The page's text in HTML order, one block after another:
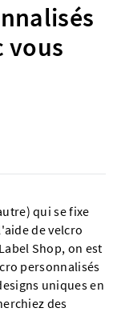
vous
qui se fixe
de velcro
Shop, on est
personnalisés
uniques en
des